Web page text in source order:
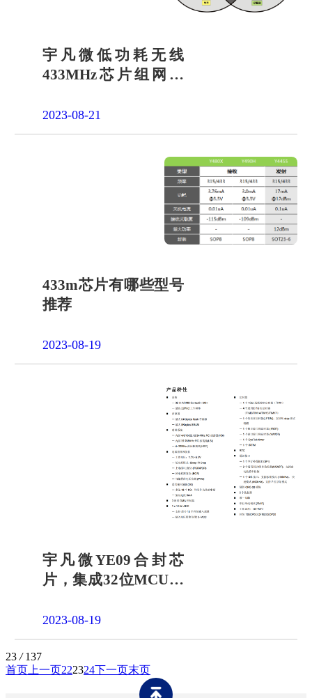
宇凡微低功耗无线
433MHz芯片组网应
2023-08-21
433m芯片有哪些型号
推荐
2023-08-19
宇凡微YE09合封芯
片，集成32位MCU和
2023-08-19
23 / 137
首页 上一页222324下一页末页